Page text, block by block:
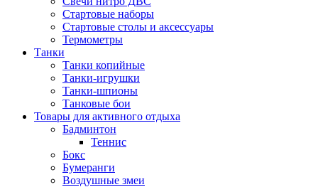
Стартовые наборы
Стартовые столы и аксессуары
Термометры
Танки
Танки копийные
Танки-игрушки
Танки-шпионы
Танковые бои
Товары для активного отдыха
Бадминтон
Теннис
Бокс
Бумеранги
Воздушные змеи